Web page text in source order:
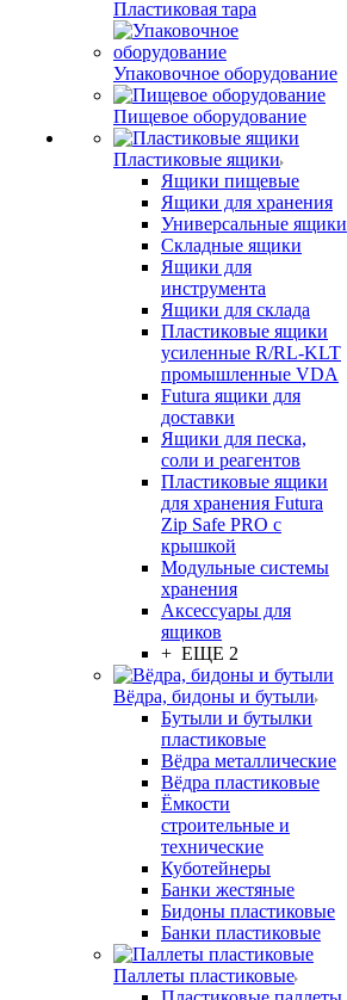
Пластиковая тара
Упаковочное оборудование
Пищевое оборудование
Пластиковые ящики
Ящики пищевые
Ящики для хранения
Универсальные ящики
Складные ящики
Ящики для
инструмента
Ящики для склада
Пластиковые ящики
усиленные R/RL-KLT
промышленные VDA
Futura ящики для
доставки
Ящики для песка,
соли и реагентов
Пластиковые ящики
для хранения Futura
Zip Safe PRO с
крышкой
Модульные системы
хранения
Аксессуары для
ящиков
+ ЕЩЕ 2
Вёдра, бидоны и бутыли
Бутыли и бутылки
пластиковые
Вёдра металлические
Вёдра пластиковые
Ёмкости
строительные и
технические
Куботейнеры
Банки жестяные
Бидоны пластиковые
Банки пластиковые
Паллеты пластиковые